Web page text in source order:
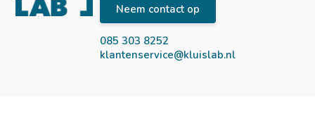
Neem contact op
085 303 8252
klantenservice@kluislab.nl